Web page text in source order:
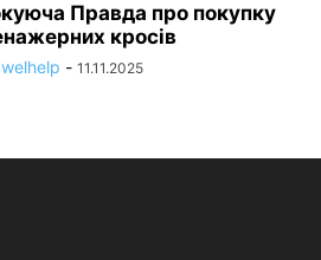
Правда про покупку
кросів
- 11.11.2025